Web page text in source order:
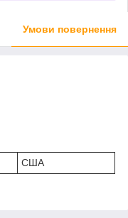
Умови повернення
США